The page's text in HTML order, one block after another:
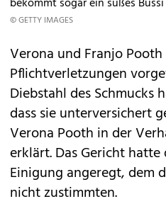
bekommt sogar ein süßes
© GETTY IMAGES
Verona und Franjo
Pflichtverletzungen
Diebstahl des Schmucks
dass sie unterversichert
Verona Pooth in der
erklärt. Das Gericht
Einigung angeregt, dem
nicht zustimmten.